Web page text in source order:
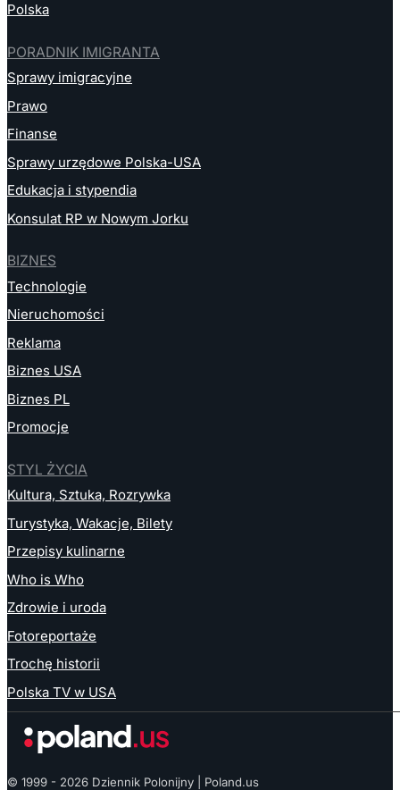
Polska
PORADNIK IMIGRANTA
Sprawy imigracyjne
Prawo
Finanse
Sprawy urzędowe Polska-USA
Edukacja i stypendia
Konsulat RP w Nowym Jorku
BIZNES
Technologie
Nieruchomości
Reklama
Biznes USA
Biznes PL
Promocje
STYL ŻYCIA
Kultura, Sztuka, Rozrywka
Turystyka, Wakacje, Bilety
Przepisy kulinarne
Who is Who
Zdrowie i uroda
Fotoreportaże
Trochę historii
Polska TV w USA
© 1999 - 2026 Dziennik Polonijny | Poland.us